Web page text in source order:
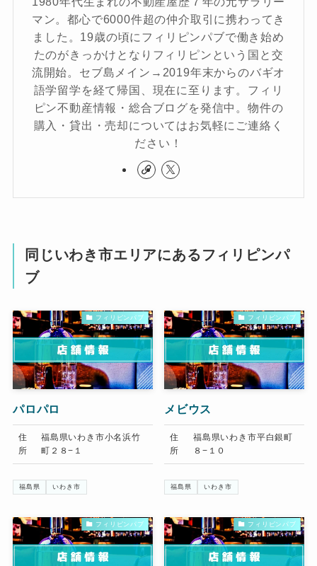
マン。都心で6000件超の仲介取引に携わってき
ました。19歳の頃にフィリピンパブで働き始め
たのがきっかけとなりフィリピンという国と交
流開始。セブ島メイン→2019年末からのバギオ
語学留学を経て帰国、現在に至ります。フィリ
ピン不動産情報・総合ブログを発信中。物件の
購入・貸出・売却についてはお気軽にご連絡く
ださい！
同じいわき市エリアにあるフィリピンパ
ブ
フィリピンパブ
パロパロ
住
所
福島県いわき市小名浜竹
町２８−１
福島県 いわき市
フィリピンパブ
メビウス
住
所
福島県いわき市平白銀町
８−１０
福島県 いわき市
フィリピンパブ フィリピンパブ